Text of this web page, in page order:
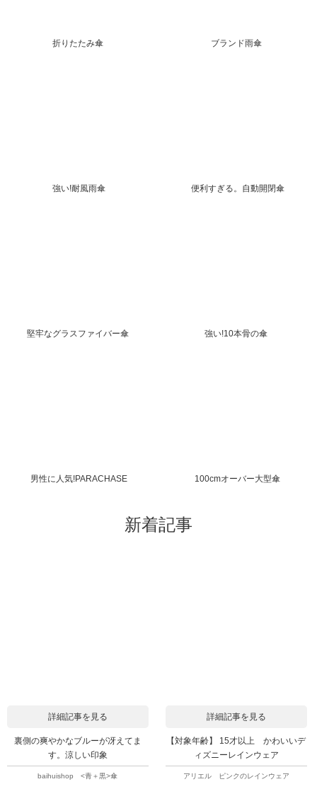
折りたたみ傘 ブランド雨傘
強い!耐風雨傘 便利すぎる。自動開閉傘
堅牢なグラスファイバー傘 強い!10本骨の傘
男性に人気!PARACHASE 100cmオーバー大型傘
新着記事
詳細記事を見る
裏側の爽やかなブルーが冴えてま
す。涼しい印象
baihuishop <青＋黒>傘
詳細記事を見る
【対象年齢】 15才以上 かわいいデ
ィズニーレインウェア
アリエル ピンクのレインウェア